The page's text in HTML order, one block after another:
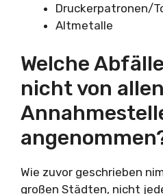
Druckerpatronen/
Altmetalle
Welche
nicht von allen
Wie zuvor geschrieben
großen Städten, nicht